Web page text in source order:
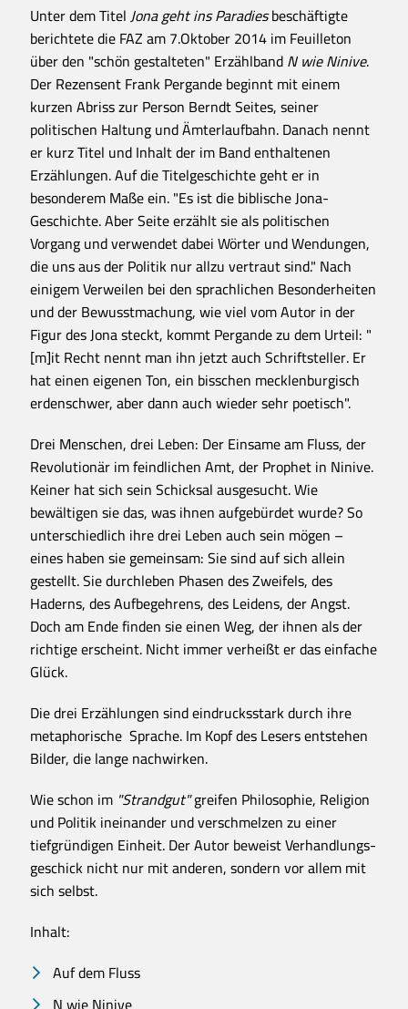
Unter dem TitelJona geht ins Paradiesbeschäftigte
berichtete die FAZ am 7.Oktober 2014 im Feuilleton
über den "schön gestalteten" ErzählbandN wie Ninive.
Der Rezensent Frank Pergande beginnt mit einem
kurzen Abriss zur Person Berndt Seites, seiner
politischen Haltung und Ämterlaufbahn. Danach nennt
er kurz Titel und Inhalt der im Band enthaltenen
Erzählungen. Auf die Titelgeschichte geht er in
besonderem Maße ein. "Es ist die biblische Jona-
Geschichte. Aber Seite erzählt sie als politischen
Vorgang und verwendet dabei Wörter und Wendungen,
die uns aus der Politik nur allzu vertraut sind." Nach
einigem Verweilen bei den sprachlichen Besonderheiten
und der Bewusstmachung, wie viel vom Autor in der
Figur des Jona steckt, kommt Pergande zu dem Urteil: "
[m]it Recht nennt man ihn jetzt auch Schriftsteller. Er
hat einen eigenen Ton, ein bisschen mecklenburgisch
erdenschwer, aber dann auch wieder sehr poetisch".
Drei Menschen, drei Leben: Der Einsame am Fluss, der
Revolutionär im feindlichen Amt, der Prophet in Ninive.
Keiner hat sich sein Schicksal ausgesucht. Wie
bewältigen sie das, was ihnen aufgebürdet wurde? So
unterschiedlich ihre drei Leben auch sein mögen –
eines haben sie gemeinsam: Sie sind auf sich allein
gestellt. Sie durchleben Phasen des Zweifels, des
Haderns, des Aufbegehrens, des Leidens, der Angst.
Doch am Ende finden sie einen Weg, der ihnen als der
richtige erscheint. Nicht immer verheißt er das einfache
Glück.
Die drei Erzählungen sind eindrucksstark durch ihre
metaphorische Sprache. Im Kopf des Lesers entstehen
Bilder, die lange nachwirken.
Wie schon im "Strandgut"greifen Philosophie, Religion
und Politik ineinander und verschmelzen zu einer
tiefgründigen Einheit. Der Autor beweist Verhandlungs-
geschick nicht nur mit anderen, sondern vor allem mit
sich selbst.
Inhalt:
Auf dem Fluss